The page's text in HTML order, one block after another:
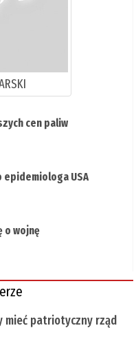
cen paliw
epidemiologa USA
o wojnę
mieć patriotyczny rząd